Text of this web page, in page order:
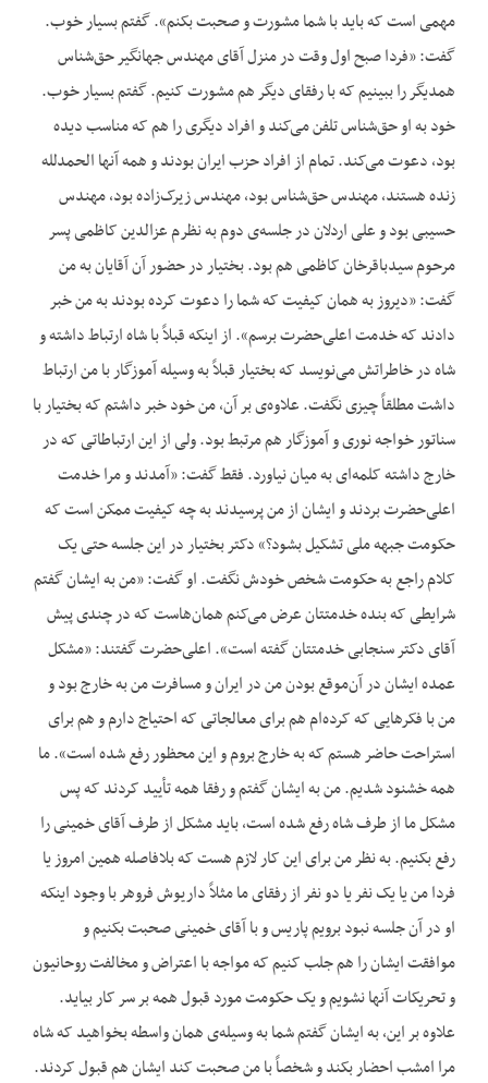
مهمی است که باید با شما مشورت و صحبت بکنم». گفتم بسیار خوب.
گفت: «فردا صبح اول وقت در منزل آقای مهندس جهانگیر حق‌‌شناس
همدیگر را ببینیم که با رفقای دیگر هم مشورت کنیم. گفتم بسیار خوب.
خود به او حق‌‌شناس تلفن می‌‌کند و افراد دیگری را هم که مناسب دیده
بود، دعوت می‌‌کند. تمام از افراد حزب ایران بودند و همه آنها الحمدلله
زنده هستند، مهندس حق‌‌شناس بود، مهندس زیرک‌‌زاده بود، مهندس
حسیبی بود و علی اردلان در جلسه‌‌ی دوم به نظرم عزالدین کاظمی پسر
مرحوم سیدباقرخان کاظمی هم بود. بختیار در حضور آن آقایان به من
گفت: «دیروز به همان کیفیت که شما را دعوت کرده بودند به من خبر
دادند که خدمت اعلی‌حضرت برسم». از اینکه قبلاً با شاه ارتباط داشته و
شاه در خاطراتش می‌‌نویسد که بختیار قبلاً به وسیله آموزگار با من ارتباط
داشت مطلقاً چیزی نگفت. علاوه‌‌ی بر آن، من خود خبر داشتم که بختیار با
سناتور خواجه نوری و آموزگار هم مرتبط بود. ولی از این ارتباطاتی که در
خارج داشته کلمه‌‌ای به میان نیاورد. فقط گفت: «آمدند و مرا خدمت
اعلی‌حضرت بردند و ایشان از من پرسیدند به چه کیفیت ممکن است که
حکومت جبهه ملی تشکیل بشود؟» دکتر بختیار در این جلسه حتی یک
کلام راجع به حکومت شخص خودش نگفت. او گفت: «من به ایشان گفتم
شرایطی که بنده خدمتتان عرض می‌‌کنم همان‌هاست که در چندی پیش
آقای دکتر سنجابی خدمتتان گفته است». اعلی‌حضرت گفتند: «مشکل
عمده ایشان در آن‌‌موقع بودن من در ایران و مسافرت من به خارج بود و
من با فکرهایی که کرده‌‌ام هم برای معالجاتی که احتیاج دارم و هم برای
استراحت حاضر هستم که به خارج بروم و این محظور رفع شده است». ما
همه خشنود شدیم. من به ایشان گفتم و رفقا همه تأیید کردند که پس
مشکل ما از طرف شاه رفع شده است، باید مشکل از طرف آقای خمینی را
رفع بکنیم. به نظر من برای این کار لازم هست که بلافاصله همین امروز یا
فردا من یا یک نفر یا دو نفر از رفقای ما مثلاً داریوش فروهر با وجود اینکه
او در آن جلسه نبود برویم پاریس و با آقای خمینی صحبت بکنیم و
موافقت ایشان را هم جلب کنیم که مواجه با اعتراض و مخالفت روحانیون
و تحریکات آنها نشویم و یک حکومت مورد قبول همه بر سر کار بیاید.
علاوه بر این، به ایشان گفتم شما به وسیله‌‌ی همان واسطه بخواهید که شاه
مرا امشب احضار بکند و شخصاً با من صحبت کند ایشان هم قبول کردند.